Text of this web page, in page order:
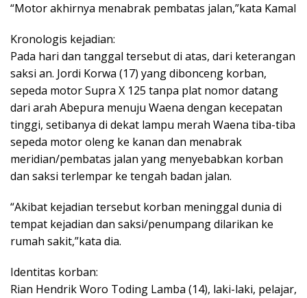
“Motor akhirnya menabrak pembatas jalan,”kata Kamal
Kronologis kejadian:
Pada hari dan tanggal tersebut di atas, dari keterangan
saksi an. Jordi Korwa (17) yang dibonceng korban,
sepeda motor Supra X 125 tanpa plat nomor datang
dari arah Abepura menuju Waena dengan kecepatan
tinggi, setibanya di dekat lampu merah Waena tiba-tiba
sepeda motor oleng ke kanan dan menabrak
meridian/pembatas jalan yang menyebabkan korban
dan saksi terlempar ke tengah badan jalan.
“Akibat kejadian tersebut korban meninggal dunia di
tempat kejadian dan saksi/penumpang dilarikan ke
rumah sakit,”kata dia.
Identitas korban:
Rian Hendrik Woro Toding Lamba (14), laki-laki, pelajar,